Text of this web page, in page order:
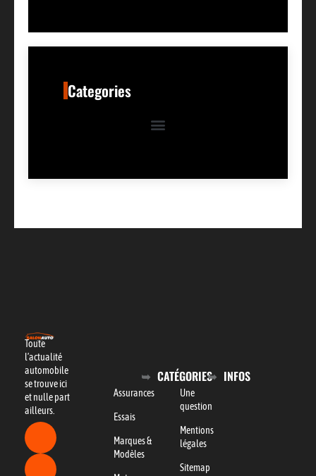
Categories
Toute
l’actualité
automobile
se trouve ici
et nulle part
ailleurs.
CATÉGORIES
Assurances
Essais
Marques &
Modèles
INFOS
Une
question
Mentions
légales
Sitemap